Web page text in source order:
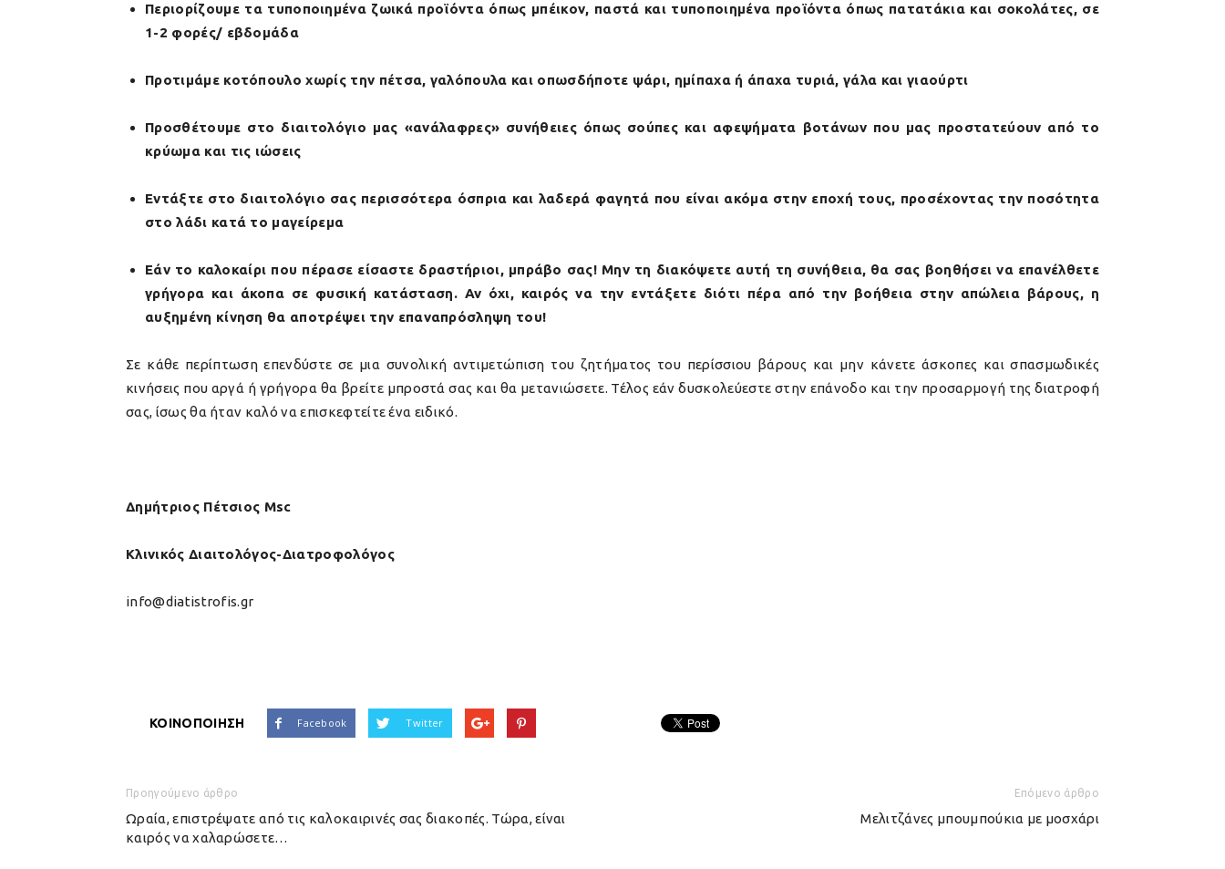
Περιορίζουμε τα τυποποιημένα ζωικά προϊόντα όπως μπέικον, παστά και τυποποιημένα προϊόντα όπως πατατάκια και σοκολάτες, σε
1-2 φορές/ εβδομάδα
Προτιμάμε κοτόπουλο χωρίς την πέτσα, γαλόπουλα και οπωσδήποτε ψάρι, ημίπαχα ή άπαχα τυριά, γάλα και γιαούρτι
Προσθέτουμε στο διαιτολόγιο μας «ανάλαφρες» συνήθειες όπως σούπες και αφεψήματα βοτάνων που μας προστατεύουν από το
κρύωμα και τις ιώσεις
Εντάξτε στο διαιτολόγιο σας περισσότερα όσπρια και λαδερά φαγητά που είναι ακόμα στην εποχή τους, προσέχοντας την ποσότητα
στο λάδι κατά το μαγείρεμα
Εάν το καλοκαίρι που πέρασε είσαστε δραστήριοι, μπράβο σας! Μην τη διακόψετε αυτή τη συνήθεια, θα σας βοηθήσει να επανέλθετε
γρήγορα και άκοπα σε φυσική κατάσταση. Αν όχι, καιρός να την εντάξετε διότι πέρα από την βοήθεια στην απώλεια βάρους, η
αυξημένη κίνηση θα αποτρέψει την επαναπρόσληψη του!
Σε κάθε περίπτωση επενδύστε σε μια συνολική αντιμετώπιση του ζητήματος του περίσσιου βάρους και μην κάνετε άσκοπες και σπασμωδικές
κινήσεις που αργά ή γρήγορα θα βρείτε μπροστά σας και θα μετανιώσετε. Τέλος εάν δυσκολεύεστε στην επάνοδο και την προσαρμογή της διατροφή
σας, ίσως θα ήταν καλό να επισκεφτείτε ένα ειδικό.
Δημήτριος Πέτσιος Msc
Κλινικός Διαιτολόγος-Διατροφολόγος
info@diatistrofis.gr
ΚΟΙΝΟΠΟΙΗΣΗ Facebook Twitter
Προηγούμενο άρθρο
Ωραία, επιστρέψατε από τις καλοκαιρινές σας διακοπές. Τώρα, είναι
καιρός να χαλαρώσετε…
Επόμενο άρθρο
Μελιτζάνες μπουμπούκια με μοσχάρι